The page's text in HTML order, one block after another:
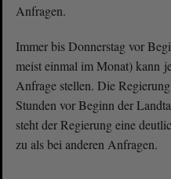
Anfragen.
Immer bis Donnerstag vor
meist einmal im Monat) kann
Anfrage stellen. Die
Stunden vor Beginn der
steht der Regierung eine
zu als bei anderen Anfragen.